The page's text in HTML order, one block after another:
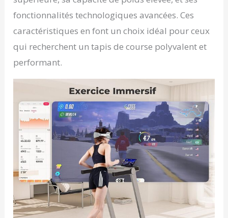
fonctionnalités technologiques avancées. Ces
caractéristiques en font un choix idéal pour ceux
qui recherchent un tapis de course polyvalent et
performant.